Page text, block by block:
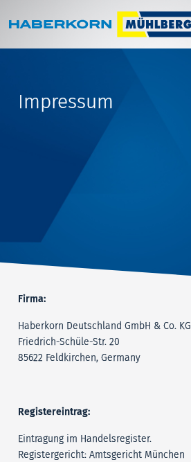
Impressum
Firma:
Haberkorn Deutschland GmbH & Co. KG
Friedrich-Schüle-Str. 20
85622 Feldkirchen, Germany
Registereintrag:
Eintragung im Handelsregister.
Registergericht: Amtsgericht München